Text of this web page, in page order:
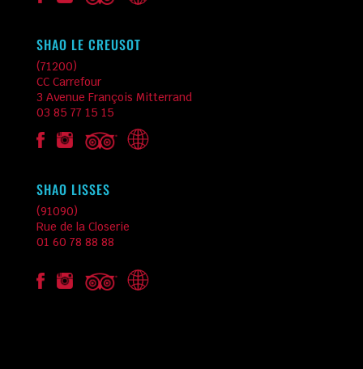
SHAO LE CREUSOT
(71200)
CC Carrefour
3 Avenue François Mitterrand
03 85 77 15 15
SHAO LISSES
(91090)
Rue de la Closerie
01 60 78 88 88